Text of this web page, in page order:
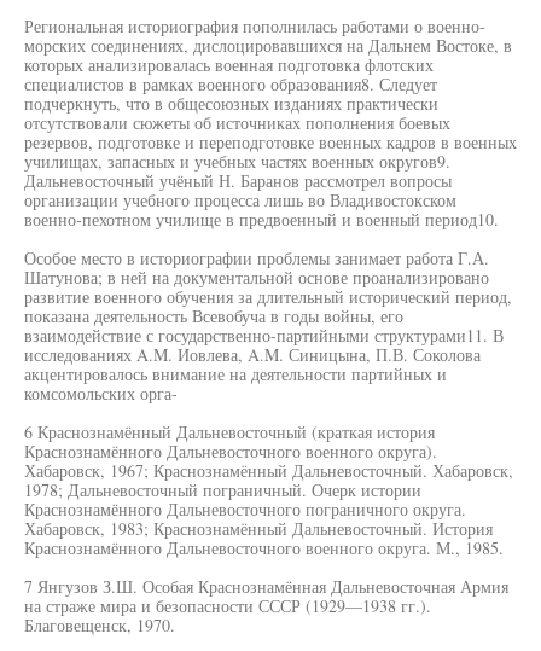
Региональная историография пополнилась работами о военно-
морских соединениях, дислоцировавшихся на Дальнем Востоке, в
которых анализировалась военная подготовка флотских
специалистов в рамках военного образования8. Следует
подчеркнуть, что в общесоюзных изданиях практически
отсутствовали сюжеты об источниках пополнения боевых
резервов, подготовке и переподготовке военных кадров в военных
училищах, запасных и учебных частях военных округов9.
Дальневосточный учёный Н. Баранов рассмотрел вопросы
организации учебного процесса лишь во Владивостокском
военно-пехотном училище в предвоенный и военный период10.
Особое место в историографии проблемы занимает работа Г.А.
Шатунова; в ней на документальной основе проанализировано
развитие военного обучения за длительный исторический период,
показана деятельность Всевобуча в годы войны, его
взаимодействие с государственно-партийными структурами11. В
исследованиях A.M. Иовлева, A.M. Синицына, П.В. Соколова
акцентировалось внимание на деятельности партийных и
комсомольских орга-
6 Краснознамённый Дальневосточный (краткая история
Краснознамённого Дальневосточного военного округа).
Хабаровск, 1967; Краснознамённый Дальневосточный. Хабаровск,
1978; Дальневосточный пограничный. Очерк истории
Краснознамённого Дальневосточного пограничного округа.
Хабаровск, 1983; Краснознамённый Дальневосточный. История
Краснознамённого Дальневосточного военного округа. М., 1985.
7 Янгузов З.Ш. Особая Краснознамённая Дальневосточная Армия
на страже мира и безопасности СССР (1929—1938 гг.).
Благовещенск, 1970.